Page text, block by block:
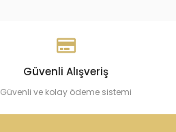
Güvenli Alışveriş
Güvenli ve kolay ödeme sistemi